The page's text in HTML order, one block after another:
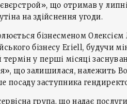
що отримав у липні
на здійснення угоди.
бізнесменом Олексієм
бізнесу Eriell, будучи
у перші місяці
що залишилася, належить
посаду заступника
група, що надає